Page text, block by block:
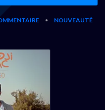
•
NOUVEAUTÉ